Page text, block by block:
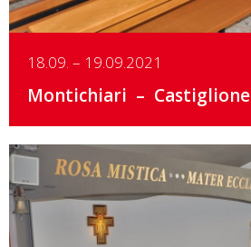
18.09. – 19.09.2021
Montichiari Castiglione